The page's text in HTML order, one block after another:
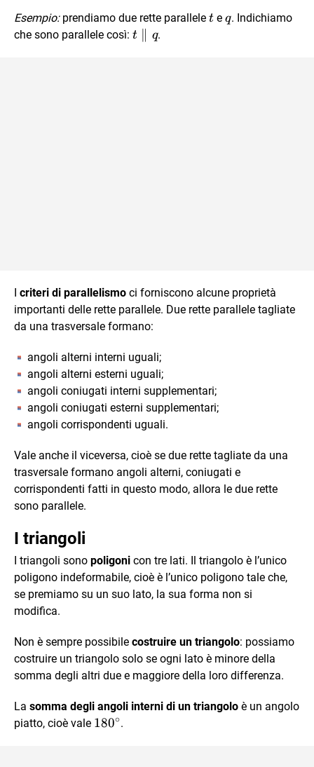
Esempio:prendiamo due rette parallele t
t e q
q. Indichiamo
che sono parallele così: t
t q.
I criteri di parallelismo ci forniscono alcune proprietà
importanti delle rette parallele. Due rette parallele tagliate
da una trasversale formano:
angoli alterni interni uguali;
angoli alterni esterni uguali;
angoli coniugati interni supplementari;
angoli coniugati esterni supplementari;
angoli corrispondenti uguali.
Vale anche il viceversa, cioè se due rette tagliate da una
trasversale formano angoli alterni, coniugati e
corrispondenti fatti in questo modo, allora le due rette
sono parallele.
I triangoli
I triangoli sono poligoni con tre lati. Il triangolo è l’unico
poligono indeformabile, cioè è l’unico poligono tale che,
se premiamo su un suo lato, la sua forma non si
modifica.
Non è sempre possibile costruire un triangolo: possiamo
costruire un triangolo solo se ogni lato è minore della
somma degli altri due e maggiore della loro differenza.
La somma degli angoli interni di un triangolo è un angolo
piatto, cioè vale 180^\circ
180∘.